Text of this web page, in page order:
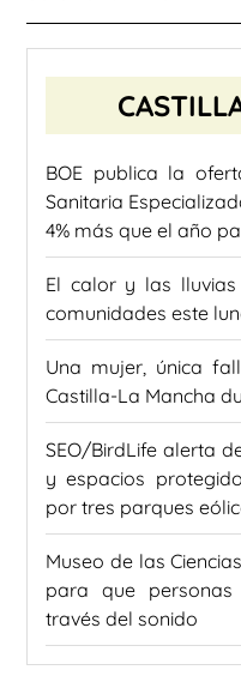
BOE publica la
Sanitaria
4% más que el año
El calor y las
comunidades este
Una mujer, única
Castilla-La Mancha
SEO/BirdLife alerta
y espacios
por tres parques
Museo de las
para que
través del sonido